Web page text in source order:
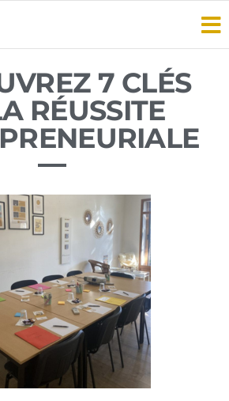
7 CLÉS
RÉUSSITE